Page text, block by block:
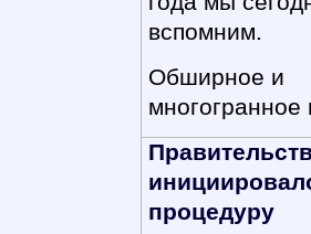
вспомним.
Обширное и
многогранное
процедуру